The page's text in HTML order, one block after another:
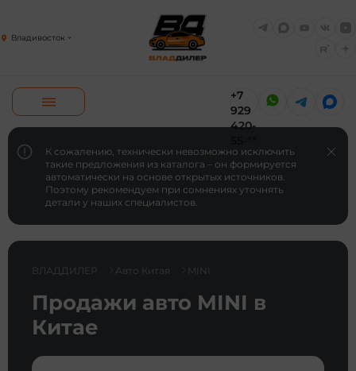
Владивосток
+7
929
420-
К сожалению, технически невозможно исключить
такие предложения из каталога – он формируется
автоматически на основе открытых источников.
Поэтому рекомендуем при сомнениях уточнять
детали у наших специалистов.
ВЛАДДИЛЕР Авто Китая MINI
Продажи авто MINI в
Китае